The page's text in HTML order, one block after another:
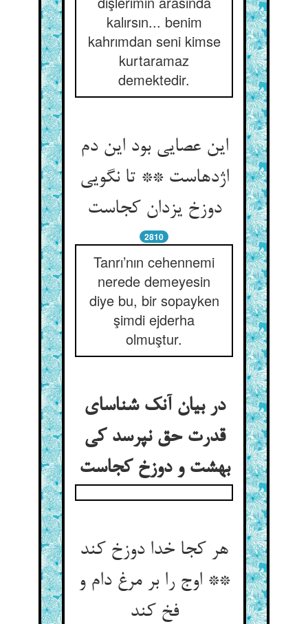
kalırsın... benim
kahrımdan seni kimse
kurtaramaz
demektedir.
این عصایی بود این دم
اژدهاست ** تا نگویی
دوزخ یزدان کجاست
2810
Tanrı’nın cehennemi
nerede demeyesin
diye bu, bir sopayken
şimdi ejderha
olmuştur.
در بیان آنک شناسای
قدرت حق نپرسد کی
بهشت و دوزخ کجاست
هر کجا خدا دوزخ کند
** اوج را بر مرغ دام و
فخ کند